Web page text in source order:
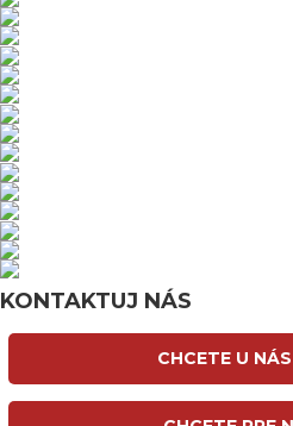
KONTAKTUJ NÁS
CHCETE U